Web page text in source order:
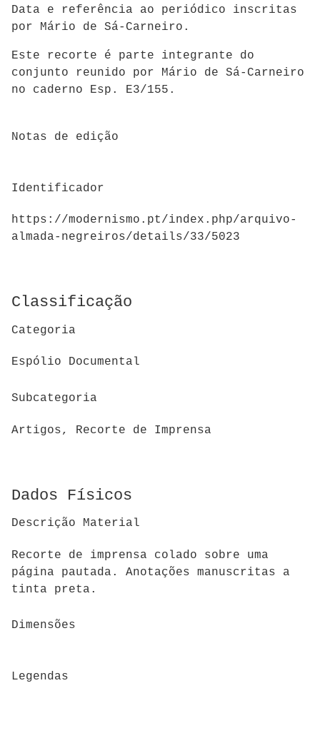
Data e referência ao periódico inscritas
por Mário de Sá-Carneiro.
Este recorte é parte integrante do
conjunto reunido por Mário de Sá-Carneiro
no caderno Esp. E3/155.
Notas de edição
Identificador
https://modernismo.pt/index.php/arquivo-
almada-negreiros/details/33/5023
Classificação
Categoria
Espólio Documental
Subcategoria
Artigos, Recorte de Imprensa
Dados Físicos
Descrição Material
Recorte de imprensa colado sobre uma
página pautada. Anotações manuscritas a
tinta preta.
Dimensões
Legendas